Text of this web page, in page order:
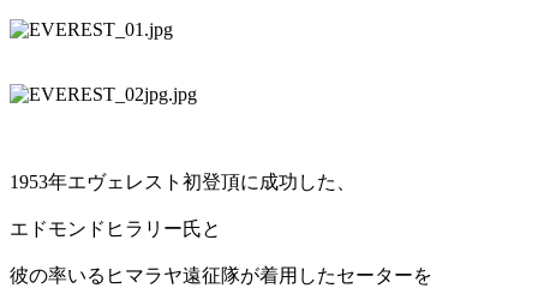
1953年エヴェレスト初登頂に成功した、
エドモンドヒラリー氏と
彼の率いるヒマラヤ遠征隊が着用したセーターを